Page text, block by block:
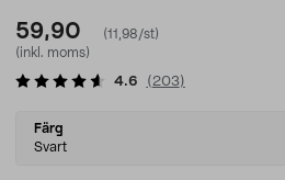
59,90
(11,98/st)
(inkl. moms)
4.6 ( 203)
Select
variant
Färg
Svart